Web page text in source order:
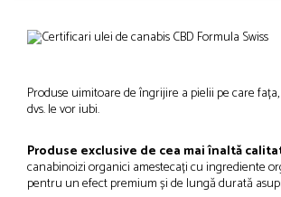
Produse uimitoare de îngrijire a pielii pe care
dvs. le vor iubi.
Produse exclusive de cea mai înaltă
canabinoizi organici amestecați cu ingrediente
pentru un efect premium și de lungă durată